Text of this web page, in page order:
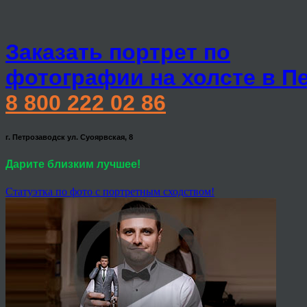
Заказать портрет по
фотографии на холсте в
8 800 222 02 86
г. Петрозаводск ул. Суоярвская, 8
Дарите близким лучшее!
Статуэтка по фото с портретным сходством!